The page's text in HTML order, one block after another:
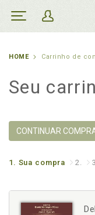
HOME Carrinho de
Seu
CONTINUAR
1. Sua compra 2.